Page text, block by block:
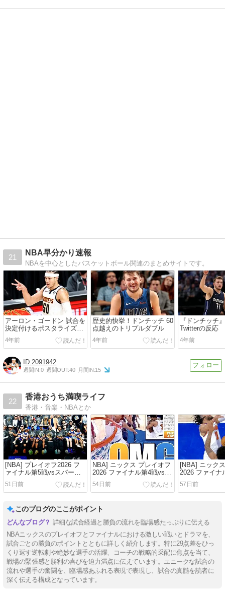
21
NBA早分かり速報
NBAを中心としたバスケットボール関連のまとめサイトです。
アーロン・ゴードン 試合を
決定付けるポスタライズダ
ンク
4年前
歴史的快挙！ドンチッチ 60
点越えのトリプルダブル
4年前
『ドンチッチ
Twitterの反応
4年前
2091942
週間IN:0 週間OUT:40 月間IN:15
22
香港おうち満喫ライフ
香港・音楽・NBAとか
[NBA] プレイオフ2026 フ
ァイナル第5戦vsスパー
ズ〜ニックス優勝♡ブラン
ソン圧倒的！45得点でMVP
51日前
NBA] ニックス プレイオフ
2026 ファイナル第4戦vsス
パーズ〜29点差から救世主
OGが降りてきた！ファイ
ナル史上最大の逆転勝利
54日前
[NBA] ニック
2026 ファイナ
パーズ〜27年
46日ぶりに負
57日前
このブログのここがポイント
詳細な試合経過と勝負の流れを臨場感たっぷりに伝える
NBAニックスのプレイオフとファイナルにおける激しい戦いとドラマを、
試合ごとの勝負のポイントとともに詳しく紹介します。特に29点差をひっ
くり返す逆転劇や絶妙な選手の活躍、コーチの戦略的采配に焦点を当て、
戦場の緊張感と勝利の喜びを迫力満点に伝えています。ユニークな試合の
流れや選手の奮闘を、臨場感あふれる表現で表現し、試合の真髄を読者に
深く伝える構成となっています。